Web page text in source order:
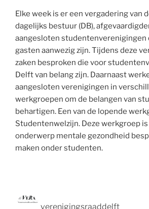
Elke week is er een vergadering van
dagelijks bestuur (DB),
aangesloten studentenverenigingen
gasten aanwezig zijn. Tijdens deze
zaken besproken die voor
Delft van belang zijn. Daarnaast
aangesloten verenigingen in
werkgroepen om de belangen van
behartigen. Een van de lopende
Studentenwelzijn. Deze werkgroep
onderwerp mentale gezondheid
maken onder studenten.
verenigingsraaddelft